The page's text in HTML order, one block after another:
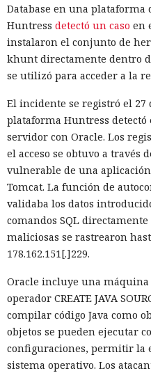
Database en una plataforma
Huntress detectó un caso en
instalaron el conjunto de
khunt directamente dentro
se utilizó para acceder a la
El incidente se registró el 27
plataforma Huntress
servidor con Oracle. Los
el acceso se obtuvo a través
vulnerable de una
Tomcat. La función de
validaba los datos
comandos SQL
maliciosas se rastrearon
178.162.151[.]229.
Oracle incluye una
operador CREATE JAVA
compilar código Java como
objetos se pueden ejecutar
configuraciones, permitir la
sistema operativo. Los